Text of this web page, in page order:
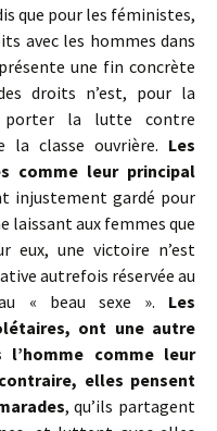
que pour les féministes,
avec les hommes dans
une fin concrète
droits n’est, pour la
porter la lutte contre
la classe ouvrière. Les
comme leur principal
injustement gardé pour
laissant aux femmes que
eux, une victoire n’est
autrefois réservée au
« beau sexe ». Les
ont une autre
comme leur
elles pensent
, qu’ils partagent